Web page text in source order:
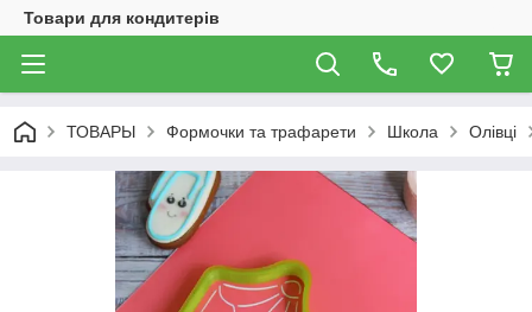
Товари для кондитерів
ТОВАРЫ Формочки та трафарети Школа Олівці